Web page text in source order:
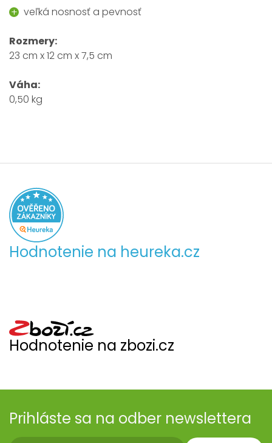
veľká nosnosť a pevnosť
Rozmery:
23 cm x 12 cm x 7,5 cm
Váha:
0,50 kg
Hodnotenie na heureka.cz
Hodnotenie na zbozi.cz
Prihláste sa na odber newslettera